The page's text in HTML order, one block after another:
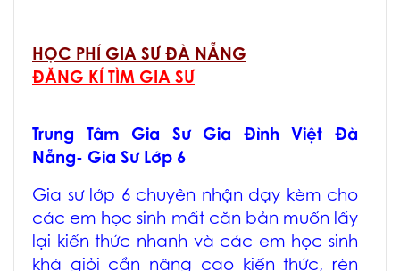
HỌC PHÍ GIA SƯ ĐÀ NẴNG
ĐĂNG KÍ TÌM GIA SƯ
Trung Tâm Gia Sư Gia Đình Việt Đà
Nẵng- Gia Sư Lớp 6
Gia sư lớp 6 chuyên nhận dạy kèm cho
các em học sinh mất căn bản muốn lấy
lại kiến thức nhanh và các em học sinh
khá giỏi cần nâng cao kiến thức, rèn